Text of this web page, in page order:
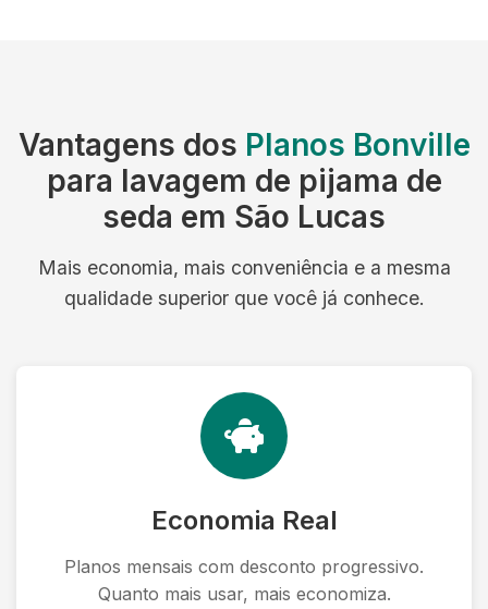
Vantagens dos Planos Bonville
para lavagem de pijama de
seda em São Lucas
Mais economia, mais conveniência e a mesma
qualidade superior que você já conhece.
Economia Real
Planos mensais com desconto progressivo.
Quanto mais usar, mais economiza.